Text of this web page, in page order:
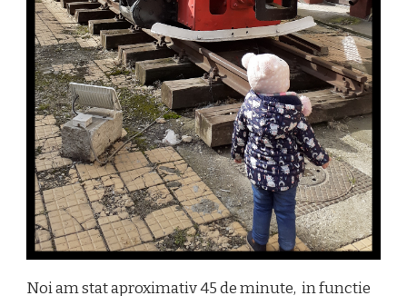
Noi am stat aproximativ 45 de minute, in functie